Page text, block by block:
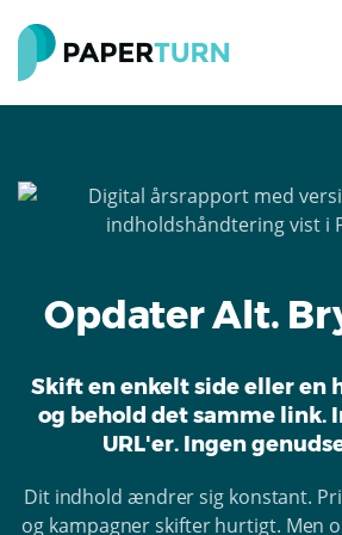
Opdater Alt.
Skift en enkelt side eller en
og behold det samme link.
URL'er. Ingen
Dit indhold ændrer sig konstant.
og kampagner skifter hurtigt. Men